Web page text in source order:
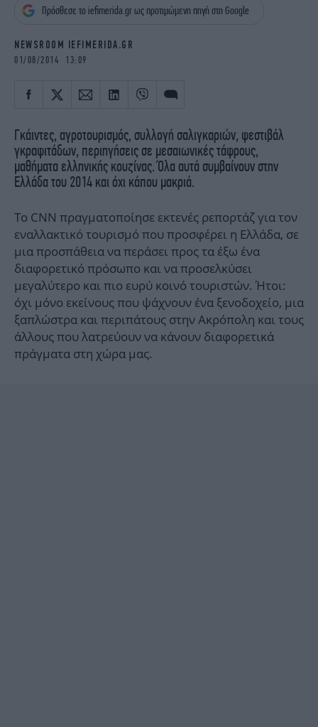
iBOOKS
ΖΩΔΙΑ
MEDIA
NEWSLETTER
Πρόσθεσε το iefimerida.gr ως προτιμώμενη πηγή στη Google
NEWSROOM IEFIMERIDA.GR
01/08/2014 13:09
Γκάιντες, αγροτουρισμός, συλλογή σαλιγκαριών, φεστιβάλ
γκραφιτάδων, περιηγήσεις σε μεσαιωνικές τάφρους,
μαθήματα ελληνικής κουζίνας. Όλα αυτά συμβαίνουν στην
Ελλάδα του 2014 και όχι κάπου μακριά.
Το CNN πραγματοποίησε εκτενές ρεπορτάζ για τον
εναλλακτικό τουρισμό που προσφέρει η Ελλάδα, σε
μια προσπάθεια να περάσει προς τα έξω ένα
διαφορετικό πρόσωπο και να προσελκύσει
μεγαλύτερο και πιο ευρύ κοινό τουριστών. Ήτοι:
όχι μόνο εκείνους που ψάχνουν ένα ξενοδοχείο, μια
ξαπλώστρα και περιπάτους στην Ακρόπολη και τους
άλλους που λατρεύουν να κάνουν διαφορετικά
πράγματα στη χώρα μας.